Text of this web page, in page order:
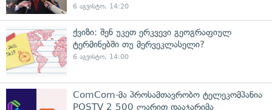
6 აგვისტო, 14:20
ქვიზი: შენ უკეთ ერკვევი გეოგრაფიულ
ტერმინებში თუ მერვეკლასელი?
6 აგვისტო, 14:00
ComCom-მა პროსამთავრობო ტელეკომპანია
POSTV 2 500 ლარით დააჯარიმა